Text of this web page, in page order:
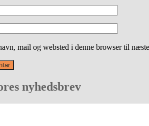
mail og websted i denne browser til
nyhedsbrev